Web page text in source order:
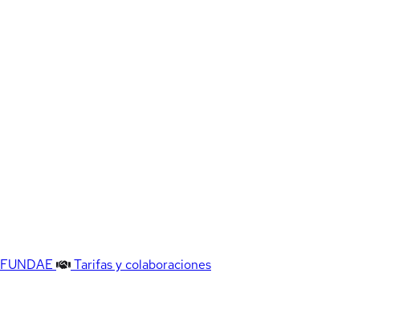
FUNDAE
Tarifas y colaboraciones